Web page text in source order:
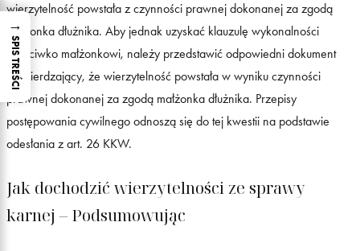
wierzytelność powstała z czynności prawnej dokonanej za zgodą
małżonka dłużnika. Aby jednak uzyskać klauzulę wykonalności
przeciwko małżonkowi, należy przedstawić odpowiedni dokument
potwierdzający, że wierzytelność powstała w wyniku czynności
prawnej dokonanej za zgodą małżonka dłużnika. Przepisy
postępowania cywilnego odnoszą się do tej kwestii na podstawie
odesłania z art. 26 KKW.
Jak dochodzić wierzytelności ze sprawy
karnej – Podsumowując
→
SPIS TREŚCI